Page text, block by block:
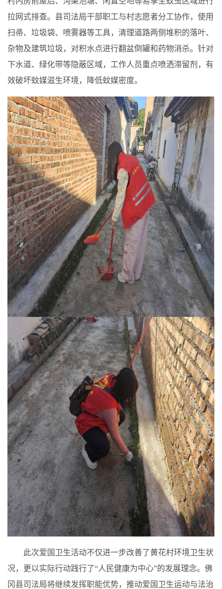
拉网式排查。县司法局干部职工与村志愿者分工协作，使用
扫帚、垃圾袋、喷雾器等工具，清理道路两侧堆积的落叶、
杂物及建筑垃圾，对积水点进行翻盆倒罐和药物消杀。针对
下水道、绿化带等隐蔽区域，工作人员重点喷洒滞留剂，有
效破坏蚊媒滋生环境，降低蚊媒密度。
此次爱国卫生活动不仅进一步改善了黄花村环境卫生状
况，更以实际行动践行了“人民健康为中心”的发展理念。佛
冈县司法局将继续发挥职能优势，推动爱国卫生运动与法治